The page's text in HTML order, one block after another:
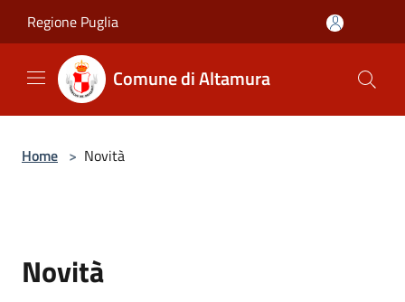
Regione Puglia
Comune di Altamura
Home > Novità
Novità